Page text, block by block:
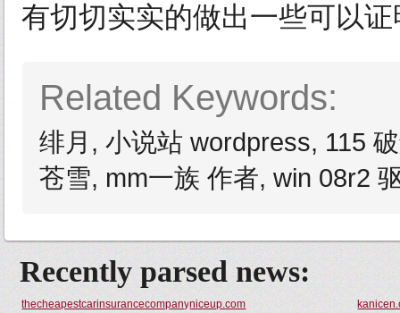
有切切实实的做出一些可以
Related Keywords:
绯月, 小说站 wordpress, 115
苍雪, mm一族 作者, win 08r2
Recently parsed news:
thecheapestcarinsurancecompany.comniceup.com